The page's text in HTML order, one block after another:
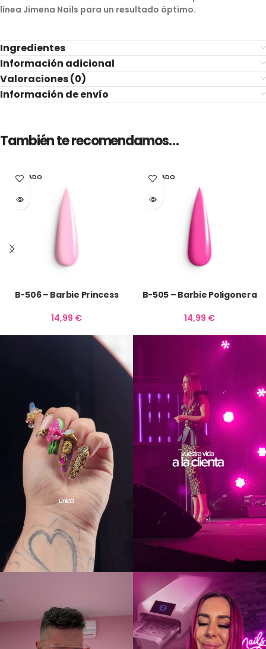
línea Jimena Nails para un resultado óptimo.
Ingredientes
Información adicional
Valoraciones (0)
Información de envío
También te recomendamos…
AGOTADO
B-506 – Barbie Princess
14,99 €
AGOTADO
B-505 – Barbie Poligonera
14,99 €